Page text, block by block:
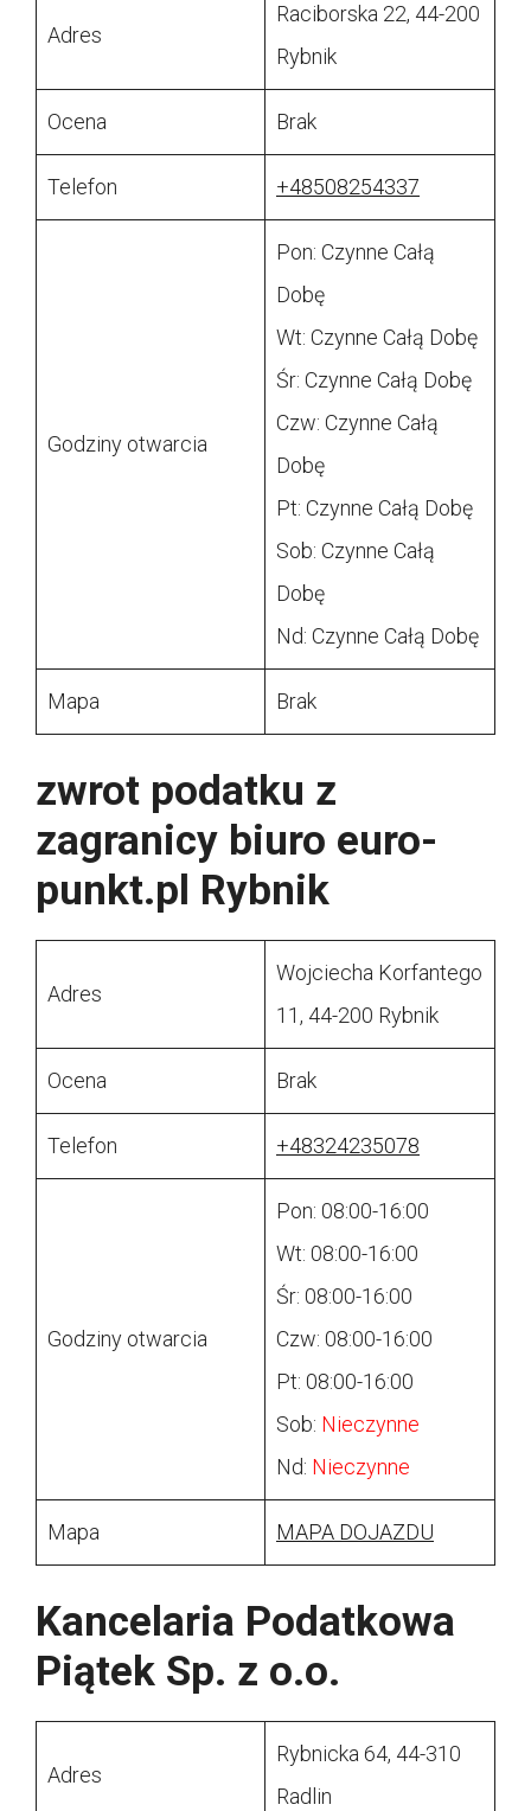
Adres
Raciborska 22, 44-200
Rybnik
Ocena Brak
Telefon +48508254337
Godziny otwarcia
Pon: Czynne Całą
Dobę
Wt: Czynne Całą Dobę
Śr: Czynne Całą Dobę
Czw: Czynne Całą
Dobę
Pt: Czynne Całą Dobę
Sob: Czynne Całą
Dobę
Nd: Czynne Całą Dobę
Mapa Brak
zwrot podatku z
zagranicy biuro euro-
punkt.pl Rybnik
Adres
Wojciecha Korfantego
11, 44-200 Rybnik
Ocena Brak
Telefon +48324235078
Godziny otwarcia
Pon: 08:00-16:00
Wt: 08:00-16:00
Śr: 08:00-16:00
Czw: 08:00-16:00
Pt: 08:00-16:00
Sob: Nieczynne
Nd: Nieczynne
Mapa MAPA DOJAZDU
Kancelaria Podatkowa
Piątek Sp. z o.o.
Adres
Rybnicka 64, 44-310
Radlin